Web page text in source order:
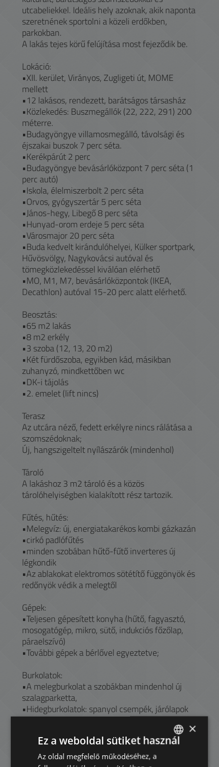
utcabeliekkel. Ideális hely azoknak, akik naponta
szeretnének sportolni a közeli erdőkben,
parkokban.
A lakás tejes körű felújítása most fejeződik be.
Lokáció:
•XII. kerület, Virányos, Zugligeti út, MOME
mellett
•12 lakásos, rendezett, barátságos társasház
•Közlekedés: Buszmegállók (22, 222, 291) 200
méterre.
•Budagyöngye villamosmegálló, távolsági és
éjszakai buszok 7 perc séta.
•Kerékpárút 2 perc
•Budagyöngye bevásárlóközpont 7 perc séta (1
perc autó)
•Iskola, élelmiszerbolt 2 perc séta
•Orvos, gyógyszertár 5 perc séta
•János-hegy, Libegő 8 perc séta
•Hunyad-orom erdeje 5 perc séta
•Városmajor 20 perc séta
•Buda kedvelt kirándulóhelyei, Külker sportpark,
Hűvösvölgy, Nagykovácsi autóval és
tömegközlekedéssel kiválóan elérhető
•MO, M1, M7, bevásárlóközpontok (IKEA,
Decathlon) autóval 15-20 perc alatt elérhető.
Beosztás:
•65 m2 lakás
•8 m2 erkély
•3 szoba (12, 13, 20 m2)
•Két fürdőszoba, egyikben kád, másikban
zuhanyzó, mindkettőben wc
•DK-i tájolás
•2. emelet (lift nincs)
Terasz
Az utcára néző, fedett erkélyre nincs rálátása a
szomszédoknak;
Új, hangszigeltelt nyílászárók (mindenhol)
Tároló
A lakáshoz 3 m2 tároló és a közös
tárolóhelyiségben kialakított rész tartozik.
Fűtés, hűtés:
•Melegvíz: új, energiatakarékos kombi gázkazán
•cirkó padlófűtés
•minden szobában hűtő-fűtő inverteres új
légkondik
•Az ablakokat elektromos sötétítő függönyök és
redőnyök védik a melegtől
Gépek:
•Teljesen gépesített konyha (hűtő, fagyasztó,
mosogatógép, mikro, sütő, indukciós főzőlap,
páraelszívó)
•További gépek a bérlővel egyeztetve;
Burkolatok:
•A melegburkolat a szobákban mindenhol új
szalagparketta,
•Hidegburkolatok: spanyol csempék, járólapok
•Új IKEA konyhabútor
•Hosszabb távú bérlő igényei szerint
×
Ez a weboldal sütiket használ
Az oldal megfelelő működéséhez, a